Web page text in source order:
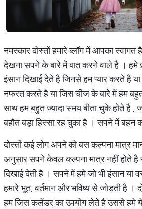
नमस्कार दोस्तों हमारे ब्लॉग में आपका
देखना सपने के बारे में बात करने वाले है । हमे
इंसान दिखाई देते है जिनसे हम प्यार करते है
नफरत करते है या जिस चीज के बारे में हम
साथ हम बहुत ज्यादा समय बीता चुके होते है ,
बहौत बड़ा हिस्सा रह चुका है । सपने में बहन
दोस्तों कई लोग अपने को बस कल्पना मात्र
अनुसार सपने केवल कल्पना मात्र नहीं होते है
दिखाई देती है । सपने में हमे जो भी इंसान या
हमारे भूत, वर्तमान और भविष्य से जोड़ती है ।
हम जिस कलेंडर का उपयोग लेते है उससे हमे ये